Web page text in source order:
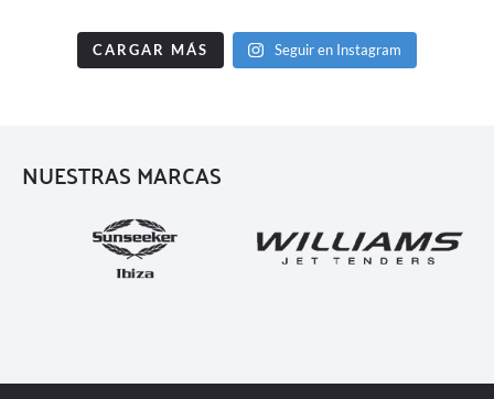
CARGAR MÁS Seguir en Instagram
NUESTRAS MARCAS